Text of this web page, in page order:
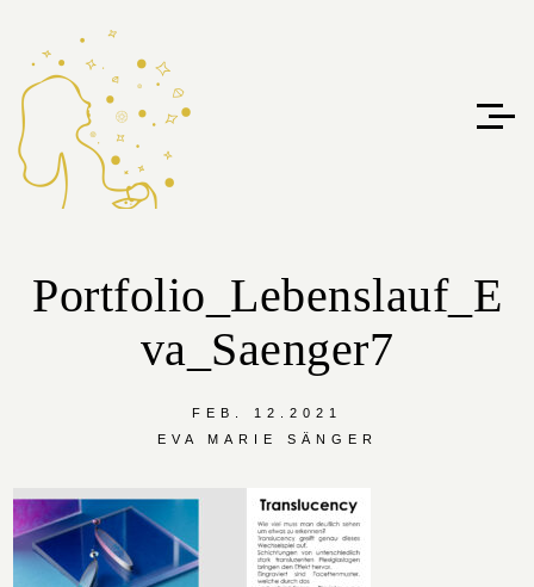
Portfolio_Lebenslauf_E
va_Saenger7
FEB. 12.2021
EVA MARIE SÄNGER